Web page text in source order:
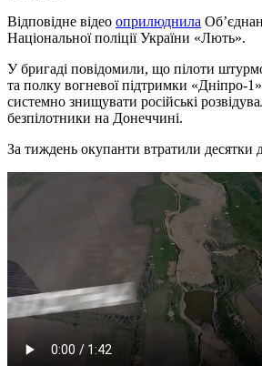
Відповідне відео оприлюднила
Національної поліції України «Лють».
У бригаді повідомили, що пілоти
та полку вогневої підтримки «Дніпро-
системно знищувати російські
безпілотники на Донеччині.
За тиждень окупанти втратили десятки